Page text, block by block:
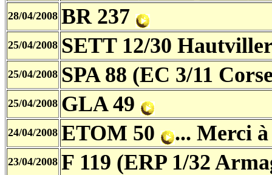
28/04/2008 BR 237
25/04/2008 SETT 12/30
25/04/2008 SPA 88 (EC 3/11
25/04/2008 GLA 49
24/04/2008 ETOM 50 ... Merci
23/04/2008 F 119 (ERP 1/32